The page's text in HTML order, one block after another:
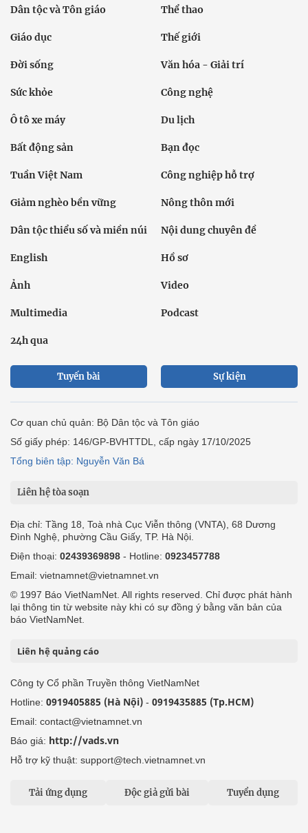
Dân tộc và Tôn giáo Thể thao
Giáo dục Thế giới
Đời sống Văn hóa - Giải trí
Sức khỏe Công nghệ
Ô tô xe máy Du lịch
Bất động sản Bạn đọc
Tuần Việt Nam Công nghiệp hỗ trợ
Giảm nghèo bền vững Nông thôn mới
Dân tộc thiểu số và miền núi Nội dung chuyên đề
English Hồ sơ
Ảnh Video
Multimedia Podcast
24h qua
Tuyến bài Sự kiện
Cơ quan chủ quản: Bộ Dân tộc và Tôn giáo
Số giấy phép: 146/GP-BVHTTDL, cấp ngày 17/10/2025
Tổng biên tập: Nguyễn Văn Bá
Liên hệ tòa soạn
Địa chỉ: Tầng 18, Toà nhà Cục Viễn thông (VNTA), 68 Dương
Đình Nghệ, phường Cầu Giấy, TP. Hà Nội.
Điện thoại: 02439369898 - Hotline: 0923457788
Email: vietnamnet@vietnamnet.vn
© 1997 Báo VietNamNet. All rights reserved. Chỉ được phát hành
lại thông tin từ website này khi có sự đồng ý bằng văn bản của
báo VietNamNet.
Liên hệ quảng cáo
Công ty Cổ phần Truyền thông VietNamNet
Hotline: 0919405885 (Hà Nội) - 0919435885 (Tp.HCM)
Email: contact@vietnamnet.vn
Báo giá: http://vads.vn
Hỗ trợ kỹ thuật: support@tech.vietnamnet.vn
Tải ứng dụng Độc giả gửi bài Tuyển dụng